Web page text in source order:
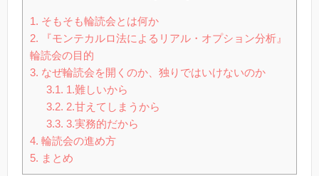
1. そもそも輪読会とは何か
2. 『モンテカルロ法によるリアル・オプション分析』
輪読会の目的
3. なぜ輪読会を開くのか、独りではいけないのか
3.1. 1.難しいから
3.2. 2.甘えてしまうから
3.3. 3.実務的だから
4. 輪読会の進め方
5. まとめ